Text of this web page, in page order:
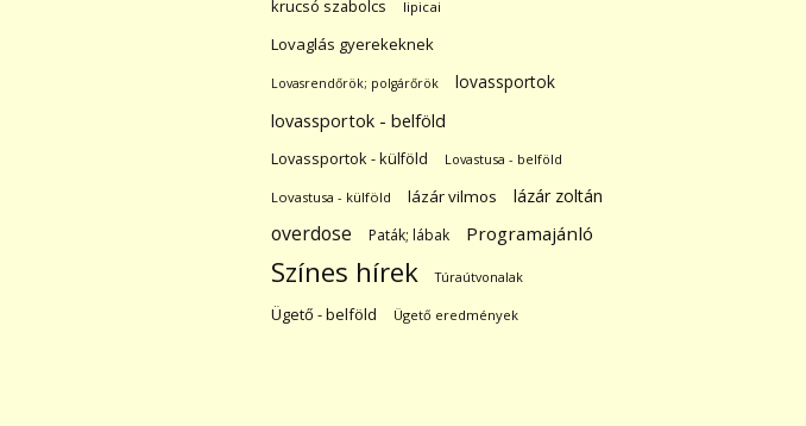
krucsó szabolcs lipicai
Lovaglás gyerekeknek
Lovasrendőrök; polgárőrök
lovassportok
lovassportok - belföld
Lovassportok - külföld Lovastusa - belföld
Lovastusa - külföld lázár vilmos lázár zoltán
overdose Paták; lábak Programajánló
Színes hírek Túraútvonalak
Ügető - belföld Ügető eredmények